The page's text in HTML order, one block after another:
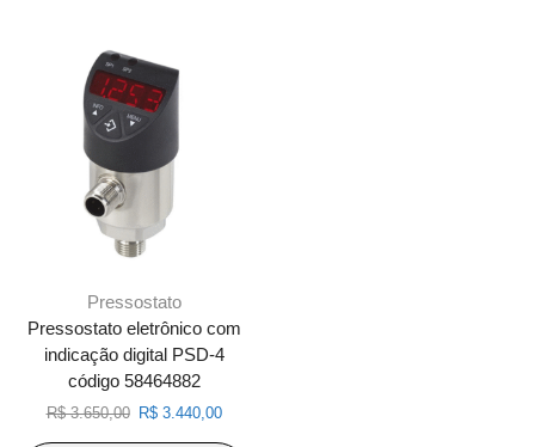
Pressostato
Pressostato eletrônico com
indicação digital PSD-4
código 58464882
R$3.650,00 OR$3.440,00O